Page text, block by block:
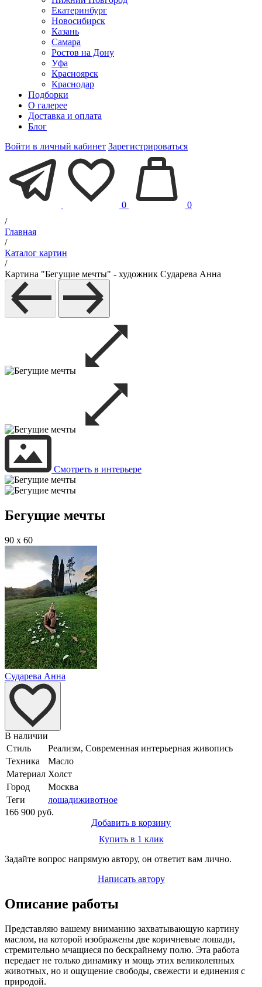
Екатеринбург
Новосибирск
Казань
Самара
Ростов на Дону
Уфа
Красноярск
Краснодар
Подборки
О галерее
Доставка и оплата
Блог
Войти в личный кабинет Зарегистрироваться
0
0
/
Главная
/
Каталог картин
/
Картина "Бегущие мечты" - художник Сударева Анна
Смотреть в интерьере
Бегущие мечты
90 x 60
Сударева Анна
В наличии
Стиль
Реализм, Современная интерьерная живопись
Техника
Масло
Материал Холст
Город
Москва
Теги
лошадиживотное
166 900 руб.
Добавить в корзину
Купить в 1 клик
Задайте вопрос напрямую автору, он ответит вам лично.
Написать автору
Описание работы
Представляю вашему вниманию захватывающую картину
маслом, на которой изображены две коричневые лошади,
стремительно мчащиеся по бескрайнему полю. Эта работа
передает не только динамику и мощь этих великолепных
животных, но и ощущение свободы, свежести и единения с
природой.